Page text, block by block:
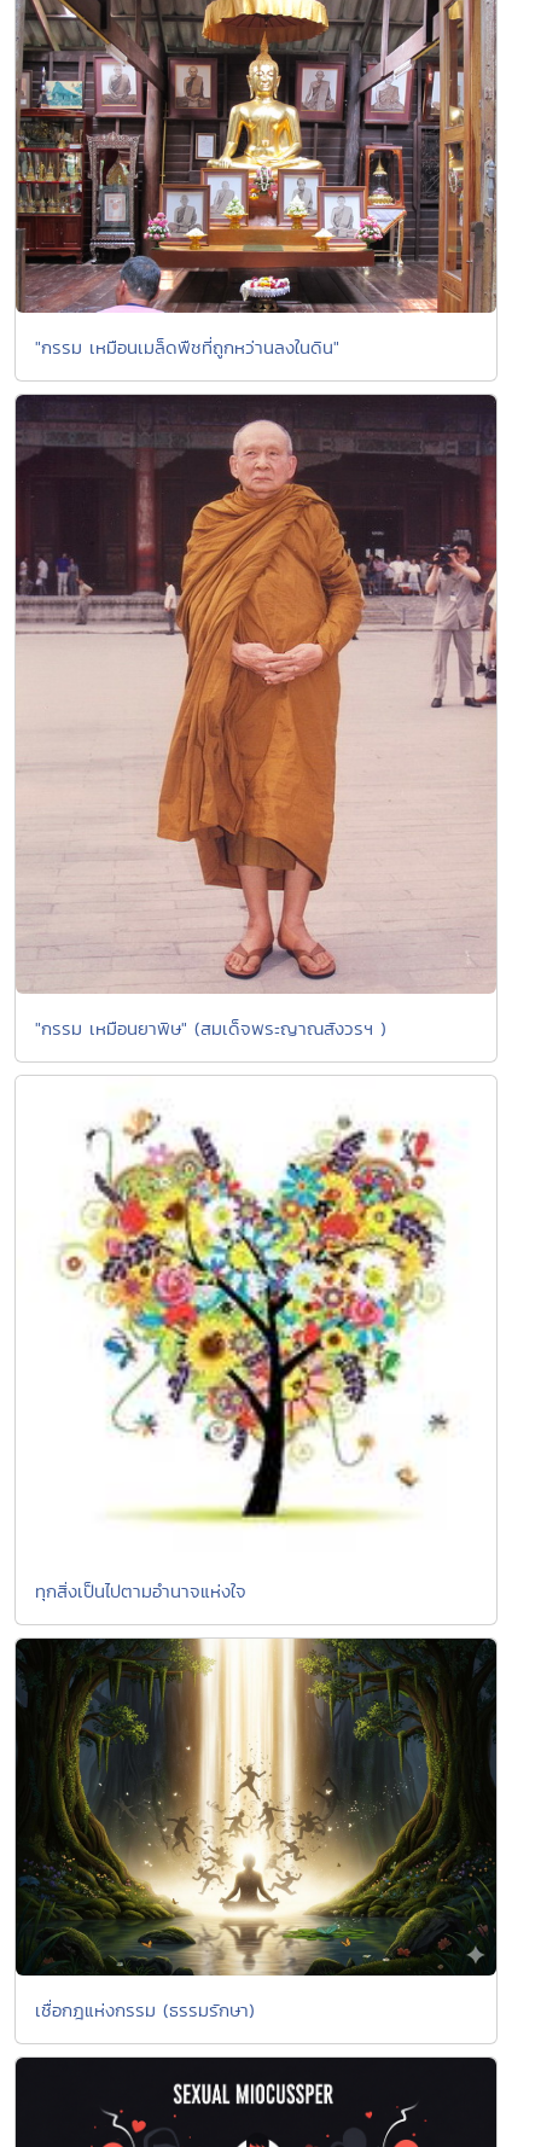
"กรรม เหมือนเมล็ดพืชที่ถูกหว่านลงในดิน"
"กรรม เหมือนยาพิษ" (สมเด็จพระญาณสังวรฯ )
ทุกสิ่งเป็นไปตามอำนาจแห่งใจ
เชื่อกฎแห่งกรรม (ธรรมรักษา)